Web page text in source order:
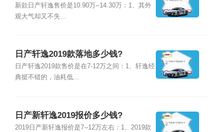
新款日产轩逸售价是10.90万--14.30万：1、其外
观大气却又不失...
日产轩逸2019款落地多少钱?
日产轩逸2019款售价是在7-12万之间：1、轩逸经
典挺不错的，油耗低...
日产新轩逸2019报价多少钱?
2019日产新轩逸报价是7--12万左右：1、2019款